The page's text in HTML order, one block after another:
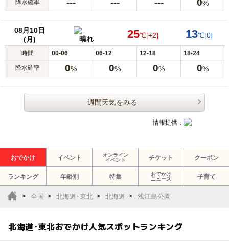
降水確率 --- --- --- 0%
08月10日
(月)
晴れ 25℃[+2] 13℃[0]
時間 00-06 06-12 12-18 18-24
降水確率 0% 0% 0% 0%
週間天気をみる
情報提供：
おでかけ イベント
オンライン
イベント
チケット クーポン
ランキング 年齢別 特集
おでかけ
ニュース
子育て
全国 北海道･東北 北海道 浅江島公園
北海道･東北おでかけ人気スポットランキング